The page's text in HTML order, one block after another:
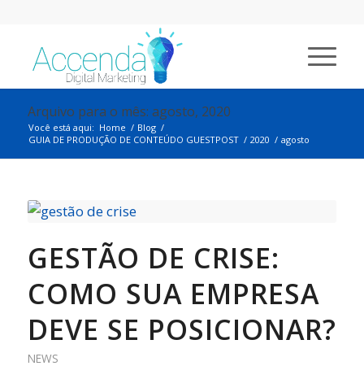
Arquivo para o mês: agosto, 2020
Você está aqui: Home / Blog /
GUIA DE PRODUÇÃO DE CONTEÚDO GUESTPOST / 2020 / agosto
GESTÃO DE CRISE:
COMO SUA EMPRESA
DEVE SE POSICIONAR?
NEWS